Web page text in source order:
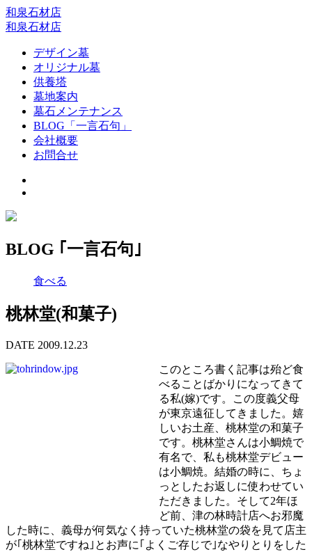
和泉石材店
和泉石材店
デザイン墓
オリジナル墓
供養塔
墓地案内
墓石メンテナンス
BLOG「一言石句」
会社概要
お問合せ
BLOG ｢一言石句｣
食べる
桃林堂(和菓子)
DATE 2009.12.23
このところ書く記事は殆ど食
べることばかりになってきて
る私(嫁)です。この度義父母
が東京遠征してきました。嬉
しいお土産、桃林堂の和菓子
です。桃林堂さんは小鯛焼で
有名で、私も桃林堂デビュー
は小鯛焼。結婚の時に、ちょ
っとしたお返しに使わせてい
ただきました。そして2年ほ
ど前、津の林時計店へお邪魔
した時に、義母が何気なく持っていた桃林堂の袋を見て店主
が｢桃林堂ですね｣とお声に｢よくご存じで｣なやりとりをした